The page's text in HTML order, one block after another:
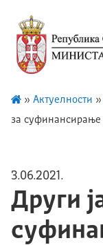
» Актуелности »
за суфинансирање
3.06.2021.
Други